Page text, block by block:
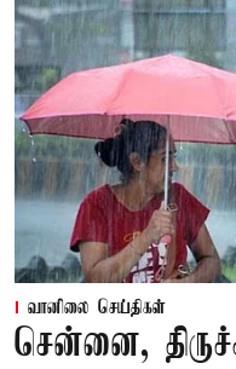
வானிலை செய்திகள்
சென்னை,